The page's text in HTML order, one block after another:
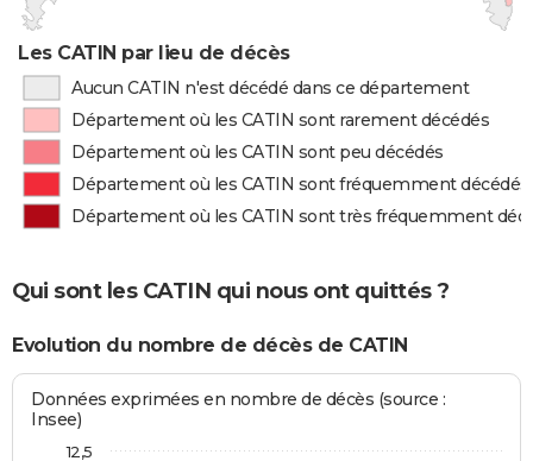
Les CATIN par lieu de décès
Aucun CATIN n'est décédé dans ce département
Département où les CATIN sont rarement décédés
Département où les CATIN sont peu décédés
Département où les CATIN sont fréquemment décédés
Département où les CATIN sont très fréquemment
Qui sont les CATIN qui nous ont quittés ?
Evolution du nombre de décès de CATIN
Données exprimées en nombre de décès (source :
Insee)
12,5